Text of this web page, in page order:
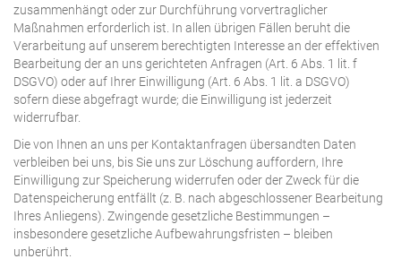
zusammenhängt oder zur Durchführung vorvertraglicher
Maßnahmen erforderlich ist. In allen übrigen Fällen beruht die
Verarbeitung auf unserem berechtigten Interesse an der effektiven
Bearbeitung der an uns gerichteten Anfragen (Art. 6 Abs. 1 lit. f
DSGVO) oder auf Ihrer Einwilligung (Art. 6 Abs. 1 lit. a DSGVO)
sofern diese abgefragt wurde; die Einwilligung ist jederzeit
widerrufbar.
Die von Ihnen an uns per Kontaktanfragen übersandten Daten
verbleiben bei uns, bis Sie uns zur Löschung auffordern, Ihre
Einwilligung zur Speicherung widerrufen oder der Zweck für die
Datenspeicherung entfällt (z. B. nach abgeschlossener Bearbeitung
Ihres Anliegens). Zwingende gesetzliche Bestimmungen –
insbesondere gesetzliche Aufbewahrungsfristen – bleiben
unberührt.